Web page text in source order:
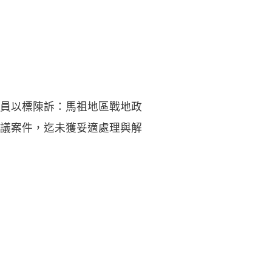
以標陳訴：馬祖地區戰地政
案件，迄未獲妥適處理與解